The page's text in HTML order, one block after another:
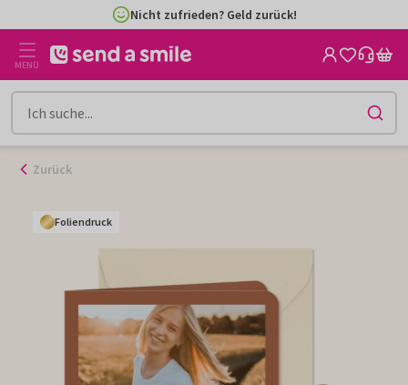
Inhalt
gehen
Nicht zufrieden? Geld zurück!
MENÜ
Zurück
Foliendruck
Foliendruck
Foliendruck
Foliendruck
Foliendruck